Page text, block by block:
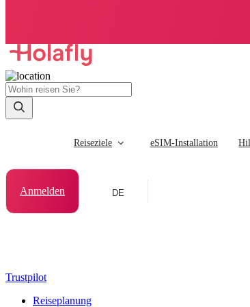
Reiseziele eSIM-Installation
Anmelden DE
Trustpilot
Reiseplanung